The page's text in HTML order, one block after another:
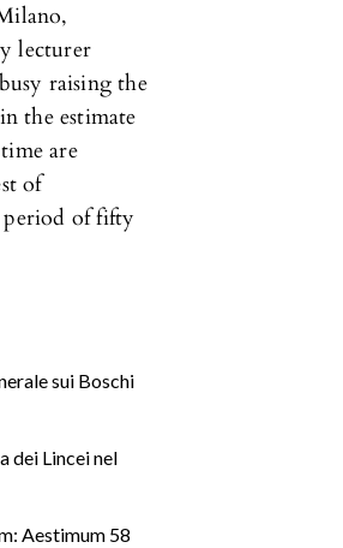
lecturer
raising the
the estimate
are
of
period of fifty
sui Boschi
dei Lincei nel
Aestimum 58